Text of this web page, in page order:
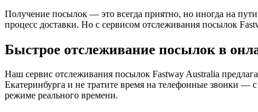
Получение посылок — это всегда приятно, но иногда на
процесс доставки. Но с сервисом отслеживания посылок
Быстрое отслеживание посылок в
Наш сервис отслеживания посылок Fastway Australia
Екатеринбурга и не тратите время на телефонные звонки
режиме реального времени.